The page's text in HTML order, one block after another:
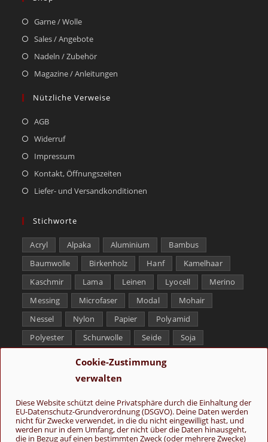
Cookie-Zustimmung
verwalten
Diese Website schützt deine Privatsphäre durch die Einhaltung der
EU-Datenschutz-Grundverordnung (DSGVO). Deine Daten werden
nicht für Zwecke verwendet, in die du nicht eingewilligt hast, und
werden nur in dem Umfang, der nicht über die Daten hinausgeht,
die in Bezug auf einen bestimmten Zweck (oder mehrere Zwecke)
Garne / Wolle
Sales / Angebote
Nadeln / Zubehör
Magazine / Anleitungen
Nützliche Verweise
AGB
Widerruf
Impressum
Kontakt, Öffnungszeiten
Liefer- und Versandkonditionen
Stichworte
Acryl Alpaka Aluminium
Bambus
Baumwolle
Birkenholz Hanf
Kamelhaar
Kaschmir
Lama Leinen Lyocell
Merino
Messing
Microfaser Modal
Mohair
Nessel
Nylon Papier
Polyamid
Polyester
Schurwolle Seide
Soja
Tencel
Yak
Folge uns